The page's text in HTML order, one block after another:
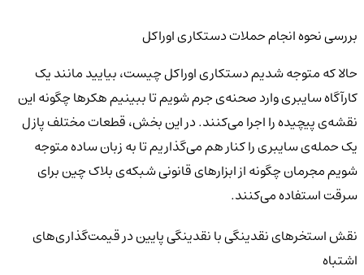
بررسی نحوه انجام حملات دستکاری اوراکل
حالا که متوجه شدیم دستکاری اوراکل چیست، بیایید مانند یک
کارآگاه سایبری وارد صحنه‌ی جرم شویم تا ببینیم هکرها چگونه این
نقشه‌ی پیچیده را اجرا می‌کنند. در این بخش، قطعات مختلف پازل
یک حمله‌ی سایبری را کنار هم می‌گذاریم تا به زبان ساده متوجه
شویم مجرمان چگونه از ابزارهای قانونی شبکه‌ی بلاک چین برای
سرقت استفاده می‌کنند.
نقش استخرهای نقدینگی با نقدینگی پایین در قیمت‌گذاری‌های
اشتباه